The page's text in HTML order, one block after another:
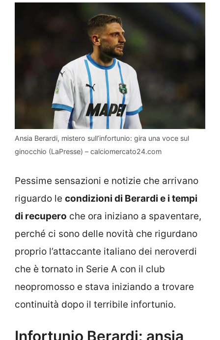
Ansia Berardi, mistero sull’infortunio: gira una voce sul
ginocchio (LaPresse) – calciomercato24.com
Pessime sensazioni e notizie che arrivano
riguardo le condizioni di Berardi e i tempi
di recupero che ora iniziano a spaventare,
perché ci sono delle novità che rigurdano
proprio l’attaccante italiano dei neroverdi
che è tornato in Serie A con il club
neopromosso e stava iniziando a trovare
continuità dopo il terribile infortunio.
Infortunio Berardi: ansia